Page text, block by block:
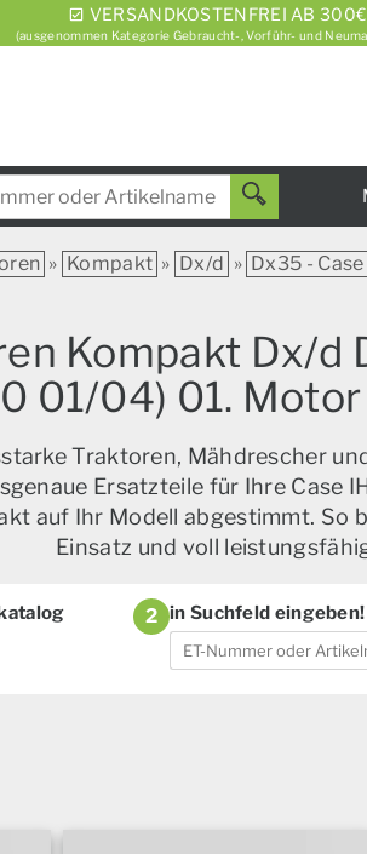
VERSANDKOSTENFREI AB 300€
(ausgenommen Kategorie Gebraucht-, Vorführ- und
» Kompakt » Dx/d » Dx35 -
Kompakt Dx/
04) 01. Motor
Traktoren, Mähdrescher
Ersatzteile für Ihre Case
auf Ihr Modell abgestimmt. So
Einsatz und voll
2 in Suchfeld eingeben!